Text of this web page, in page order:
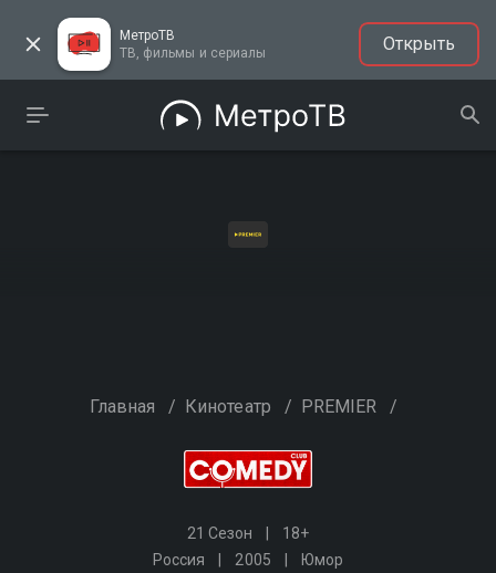
МетроТВ
ТВ, фильмы и сериалы
Открыть
Главная / Кинотеатр / PREMIER /
21 Сезон
18+
Россия
2005 Юмор